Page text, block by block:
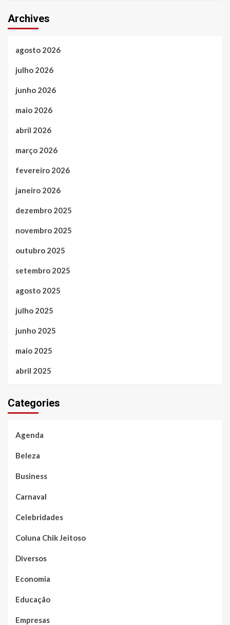
Archives
agosto 2026
julho 2026
junho 2026
maio 2026
abril 2026
março 2026
fevereiro 2026
janeiro 2026
dezembro 2025
novembro 2025
outubro 2025
setembro 2025
agosto 2025
julho 2025
junho 2025
maio 2025
abril 2025
Categories
Agenda
Beleza
Business
Carnaval
Celebridades
Coluna Chik Jeitoso
Diversos
Economia
Educação
Empresas